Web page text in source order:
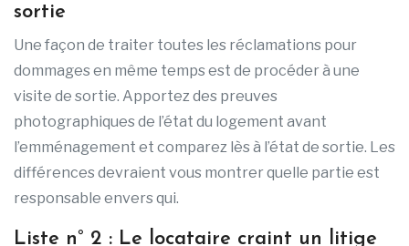
sortie
Une façon de traiter toutes les réclamations pour
dommages en même temps est de procéder à une
visite de sortie. Apportez des preuves
photographiques de l’état du logement avant
l’emménagement et comparez lès à l’état de sortie. Les
différences devraient vous montrer quelle partie est
responsable envers qui.
Liste n° 2 : Le locataire craint un litige